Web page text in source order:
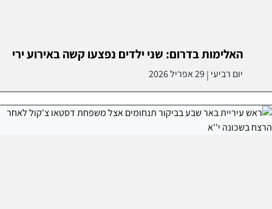
האלימות בדרום: שני ילדים נפצעו קשה באירוע ירי
יום רביעי | 29 אפריל 2026